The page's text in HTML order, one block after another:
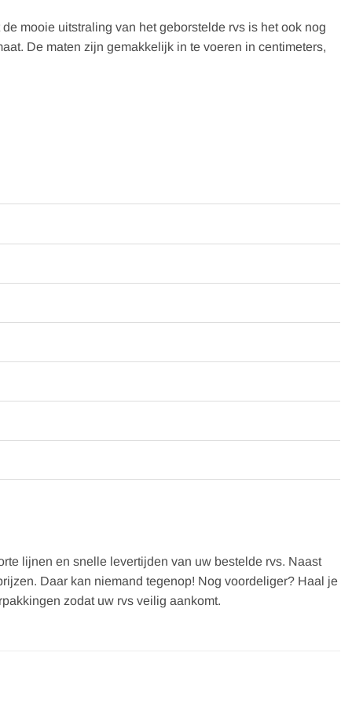
mooie uitstraling van het geborstelde rvs is het ook nog
De maten zijn gemakkelijk in te voeren in centimeters,
lijnen en snelle levertijden van uw bestelde rvs. Naast
Daar kan niemand tegenop! Nog voordeliger? Haal je
zodat uw rvs veilig aankomt.